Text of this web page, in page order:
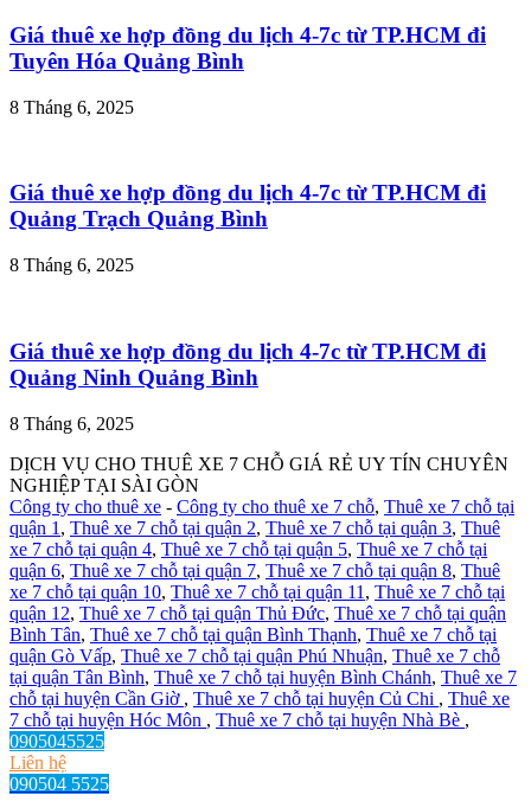
Giá thuê xe hợp đồng du lịch 4-7c từ TP.HCM đi
Tuyên Hóa Quảng Bình
8 Tháng 6, 2025
Giá thuê xe hợp đồng du lịch 4-7c từ TP.HCM đi
Quảng Trạch Quảng Bình
8 Tháng 6, 2025
Giá thuê xe hợp đồng du lịch 4-7c từ TP.HCM đi
Quảng Ninh Quảng Bình
8 Tháng 6, 2025
DỊCH VỤ CHO THUÊ XE 7 CHỖ GIÁ RẺ UY TÍN CHUYÊN
NGHIỆP TẠI SÀI GÒN
Công ty cho thuê xe - Công ty cho thuê xe 7 chỗ, Thuê xe 7 chỗ tại
quận 1 , Thuê xe 7 chỗ tại quận 2, Thuê xe 7 chỗ tại quận 3, Thuê
xe 7 chỗ tại quận 4, Thuê xe 7 chỗ tại quận 5, Thuê xe 7 chỗ tại
quận 6, Thuê xe 7 chỗ tại quận 7, Thuê xe 7 chỗ tại quận 8, Thuê
xe 7 chỗ tại quận 10, Thuê xe 7 chỗ tại quận 11 , Thuê xe 7 chỗ tại
quận 12, Thuê xe 7 chỗ tại quận Thủ Đức, Thuê xe 7 chỗ tại quận
Bình Tân, Thuê xe 7 chỗ tại quận Bình Thạnh, Thuê xe 7 chỗ tại
quận Gò Vấp, Thuê xe 7 chỗ tại quận Phú Nhuận, Thuê xe 7 chỗ
tại quận Tân Bình, Thuê xe 7 chỗ tại huyện Bình Chánh, Thuê xe 7
chỗ tại huyện Cần Giờ , Thuê xe 7 chỗ tại huyện Củ Chi , Thuê xe
7 chỗ tại huyện Hóc Môn , Thuê xe 7 chỗ tại huyện Nhà Bè ,
0905045525
Liên hệ
090504 5525